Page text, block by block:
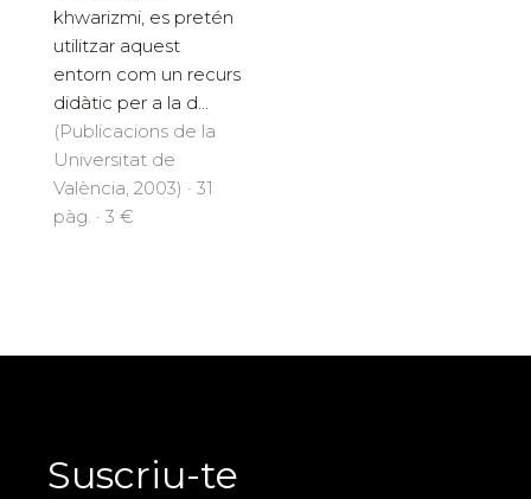
khwarizmi, es pretén
utilitzar aquest
entorn com un recurs
didàtic per a la d...
(Publicacions de la
Universitat de
València, 2003) · 31
pàg. · 3 €
Suscriu-te